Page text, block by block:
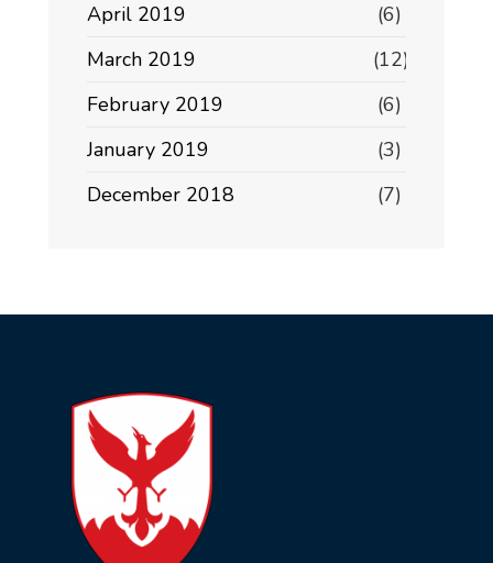
April 2019
(6)
March 2019
(12)
February 2019
(6)
January 2019
(3)
December 2018
(7)